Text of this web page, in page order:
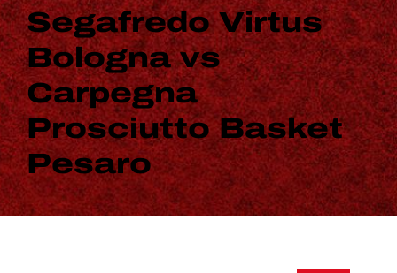
Segafredo Virtus
Bologna vs
Carpegna
Prosciutto Basket
Pesaro